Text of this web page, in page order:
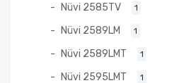
Nüvi 2585TV 1
Nüvi 2589LM 1
Nüvi 2589LMT 1
Nüvi 2595LMT 1